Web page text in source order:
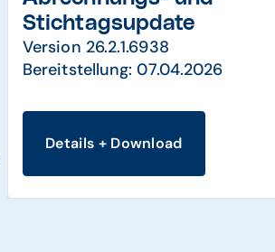
Stichtagsupdate
Version 26.2.1.6938
Bereitstellung: 07.04.2026
Details + Download